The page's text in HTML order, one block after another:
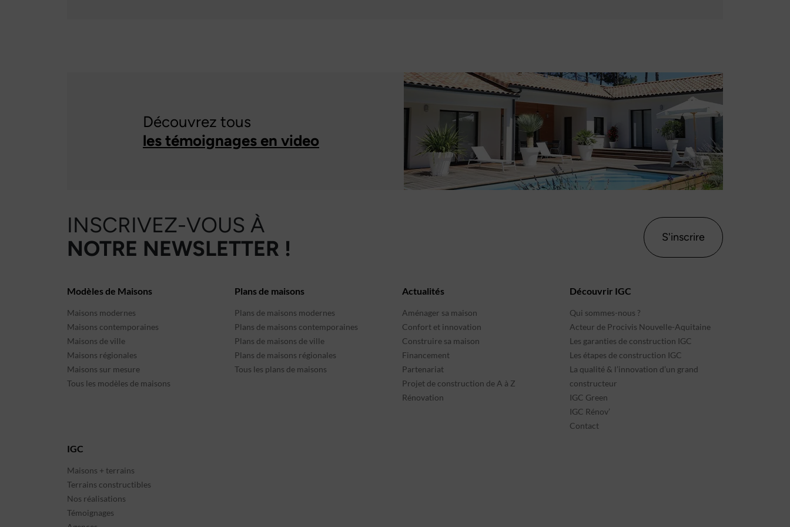
Découvrez tous
les témoignages en video
INSCRIVEZ-VOUS À
NOTRE NEWSLETTER !
S'inscrire
Modèles de Maisons
Maisons modernes
Maisons contemporaines
Maisons de ville
Maisons régionales
Maisons sur mesure
Tous les modèles de maisons
Plans de maisons
Plans de maisons modernes
Plans de maisons contemporaines
Plans de maisons de ville
Plans de maisons régionales
Tous les plans de maisons
Actualités
Aménager sa maison
Confort et innovation
Construire sa maison
Financement
Partenariat
Projet de construction de A à Z
Rénovation
Découvrir IGC
Qui sommes-nous ?
Acteur de Procivis Nouvelle-Aquitaine
Les garanties de construction IGC
Les étapes de construction IGC
La qualité & l’innovation d’un grand
constructeur
IGC Green
IGC Rénov’
Contact
IGC
Maisons + terrains
Terrains constructibles
Nos réalisations
Témoignages